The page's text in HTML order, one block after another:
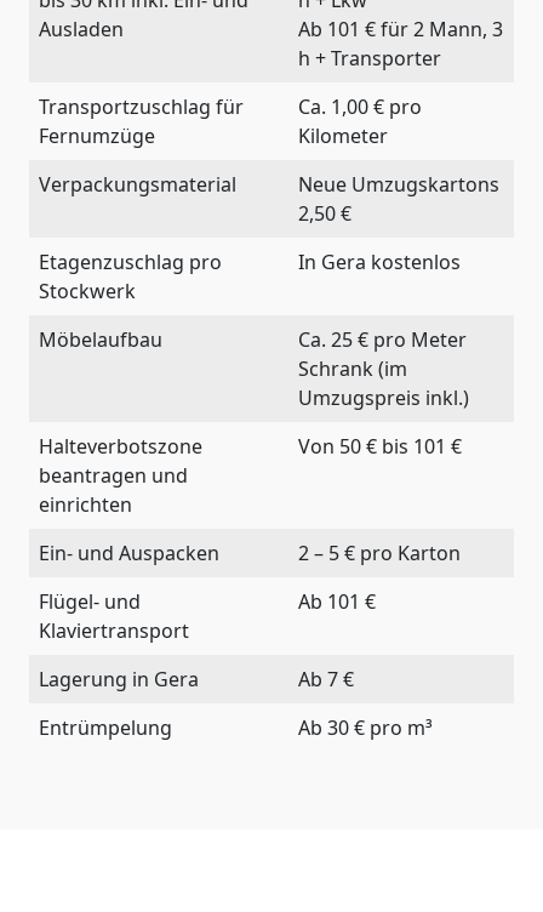
Ausladen
Ab 101 € für 2 Mann, 3
h + Transporter
Transportzuschlag für
Fernumzüge
Ca. 1,00 € pro
Kilometer
Verpackungsmaterial
Neue Umzugskartons
2,50 €
Etagenzuschlag pro
Stockwerk
In Gera kostenlos
Möbelaufbau
Ca. 25 € pro Meter
Schrank (im
Umzugspreis inkl.)
Halteverbotszone
beantragen und
einrichten
Von 50 € bis 101 €
Ein- und Auspacken
2 – 5 € pro Karton
Flügel- und
Klaviertransport
Ab 101 €
Lagerung in Gera
Ab 7 €
Entrümpelung
Ab 30 € pro m³